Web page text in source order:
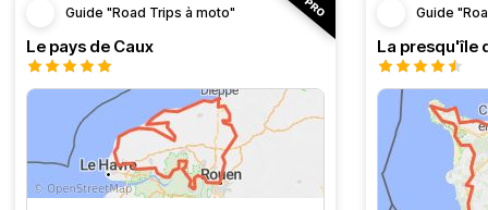
Guide "Road Trips à moto"
Le pays de Caux
Guide
La presqu'île